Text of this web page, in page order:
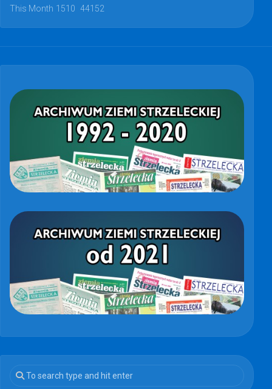
This Month 1510 44152